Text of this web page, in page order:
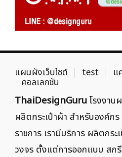
แผนผังเว็บไซต์ test แ
คอลเลกชัน
ThaiDesignGuruโรงงาน
ผลิตกระเป๋าผ้า สำหรับองค์ก
ราชการ เรามีบริการ ผลิตกร
วงจร ตั้งแต่การออกแบบ สก